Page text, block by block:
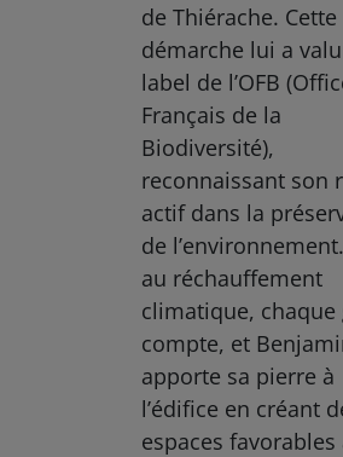
de Thiérache. Cette
démarche lui a
label de l’OFB
Français de la
Biodiversité),
reconnaissant son
actif dans la
de
au réchauffement
climatique, chaque
compte, et
apporte sa pierre à
l’édifice en créant
espaces favorables